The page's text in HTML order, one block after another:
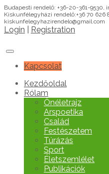
Budapesti rendelő: +36-20-361-9530,
Kiskunfélegyházi rendelő:+36 70 626
kiskunfelegyhazirendelo@gmail.com
Login Registration
Kapcsolat
Kezdőoldal
Rólam
Önéletrajz
Arspoetika
Család
Festészetem
Túrázás
Sport
Életszemlélet
Publikációk